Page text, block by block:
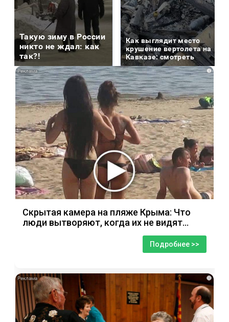
Такую зиму в России
никто не ждал: как
так?!
Как выглядит место
крушение вертолета на
Кавказе: смотреть
i
Скрытая камера на пляже Крыма: Что
люди вытворяют, когда их не видят...
Подробнее >>
i